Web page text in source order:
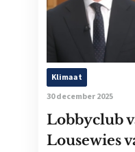
Klimaat
30 december 2025
Lobbyclub
Lousewies